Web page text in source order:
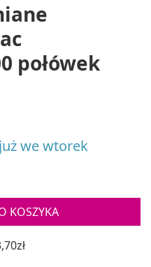
połówek
we wtorek
KOSZYKA